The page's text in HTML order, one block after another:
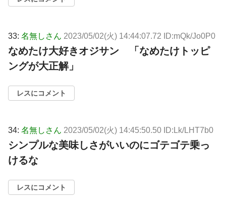
33: 名無しさん 2023/05/02(火) 14:44:07.72 ID:mQk/Jo0P0
なめたけ大好きオジサン 「なめたけトッピ
ングが大正解」
レスにコメント
34: 名無しさん 2023/05/02(火) 14:45:50.50 ID:Lk/LHT7b0
シンプルな美味しさがいいのにゴテゴテ乗っ
けるな
レスにコメント